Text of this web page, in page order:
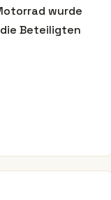
wurde
Beteiligten